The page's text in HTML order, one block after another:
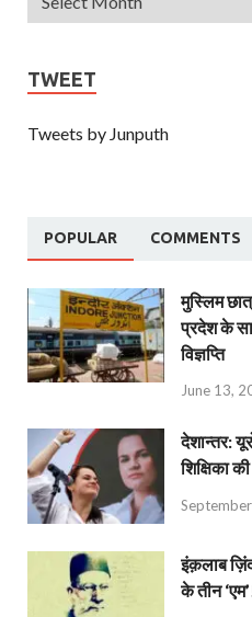
TWEET
Tweets by Junputh
POPULAR COMMENTS
मुस्लिम
प्रदेश के
विज्ञप्ति
June 13,
देशान्‍तर:
शिक्षिका
इंक़लाब
के तीन